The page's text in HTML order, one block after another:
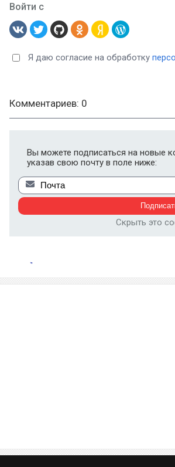
Войти с
Я даю согласие на обработку
Комментариев: 0
Вы можете подписаться на новые
указав свою почту в поле ниже:
Скрыть это